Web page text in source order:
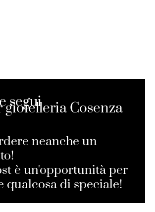
segui Cosenza
neanche un
è un'opportunità per
qualcosa di speciale!